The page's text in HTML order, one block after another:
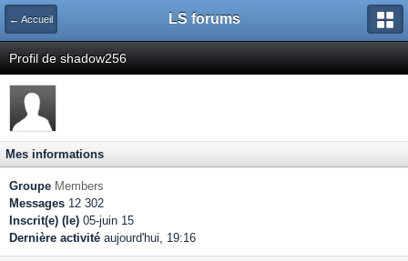
← Accueil LS forums
Profil de shadow256
Mes informations
Groupe Members
Messages 12 302
Inscrit(e) (le) 05-juin 15
Dernière activité aujourd'hui, 19:16